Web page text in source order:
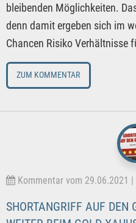
bleibenden Möglichkeiten.
denn damit ergeben sich im
Chancen Risiko Verhältnisse
ZUM KOMMENTAR
Kommentar vom 29.06.2021 |
SHORTANGRIFF AUF DEN